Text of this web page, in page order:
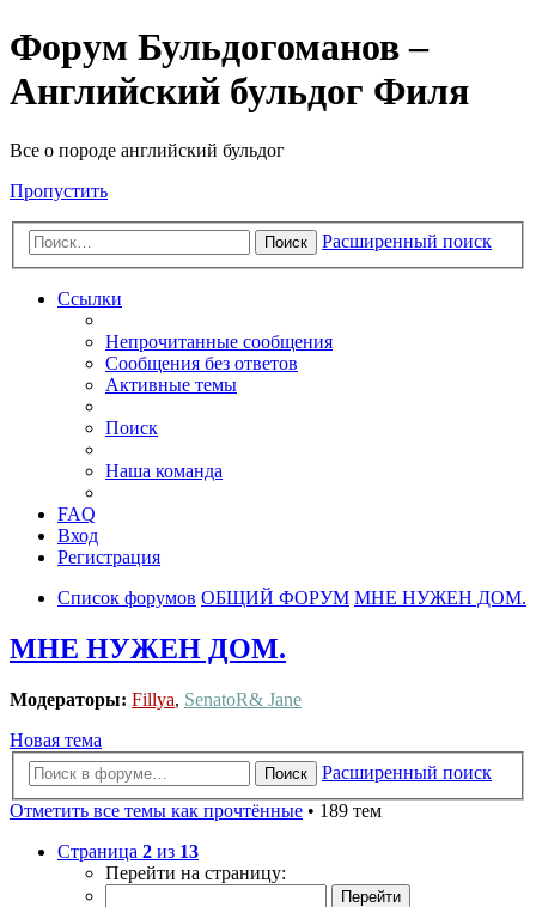
Форум Бульдогоманов –
Английский бульдог Филя
Все о породе английский бульдог
Пропустить
Поиск Расширенный поиск
Ссылки
Непрочитанные сообщения
Сообщения без ответов
Активные темы
Поиск
Наша команда
FAQ
Вход
Регистрация
Список форумов ОБЩИЙ ФОРУМ МНЕ НУЖЕН ДОМ.
МНЕ НУЖЕН ДОМ.
Модераторы: Fillya, SenatoR& Jane
Новая тема
Поиск
Расширенный поиск
Отметить все темы как прочтённые • 189 тем
Страница 2 из 13
Перейти на страницу: